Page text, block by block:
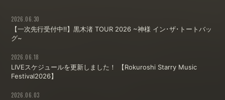
2026.06.30
【一次先行受付中‼️】黒木渚 TOUR 2026 ~神様 イン･ザ･トートバッ
グ~
2026.06.18
LIVEスケジュールを更新しました！ 【Rokuroshi Starry Music
Festival2026】
2026.06.03